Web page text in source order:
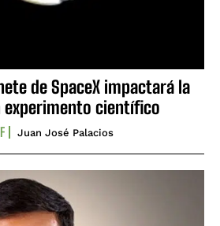
de SpaceX impactará la
experimento científico
Juan José Palacios